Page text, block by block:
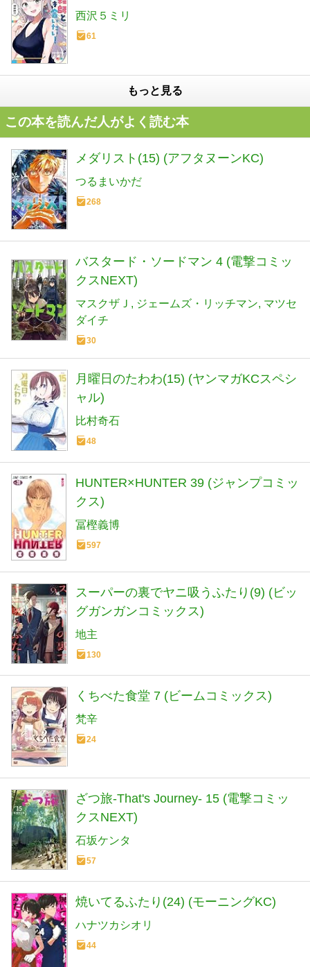
西沢５ミリ
61
もっと見る
この本を読んだ人がよく読む本
メダリスト(15) (アフタヌーンKC)
つるまいかだ
268
バスタード・ソードマン 4 (電撃コミッ
クスNEXT)
マスクザＪ ジェームズ・リッチマン マツセ
ダイチ
30
月曜日のたわわ(15) (ヤンマガKCスペシ
ャル)
比村奇石
48
HUNTER×HUNTER 39 (ジャンプコミッ
クス)
冨樫義博
597
スーパーの裏でヤニ吸うふたり(9) (ビッ
グガンガンコミックス)
地主
130
くちべた食堂 7 (ビームコミックス)
梵辛
24
ざつ旅-That's Journey- 15 (電撃コミッ
クスNEXT)
石坂ケンタ
57
焼いてるふたり(24) (モーニングKC)
ハナツカシオリ
44